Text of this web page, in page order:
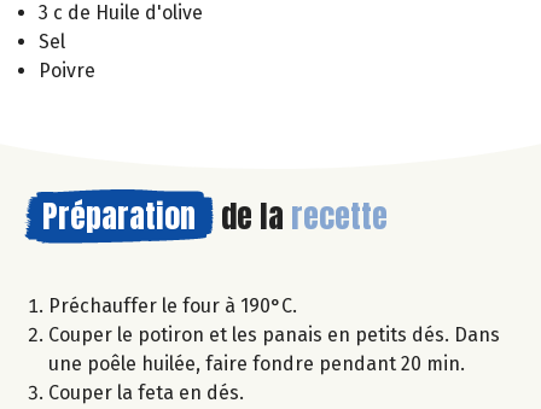
3 c de Huile d'olive
Sel
Poivre
Préparation de la recette
Préchauffer le four à 190°C.
Couper le potiron et les panais en petits dés. Dans
une poêle huilée, faire fondre pendant 20 min.
Couper la feta en dés.